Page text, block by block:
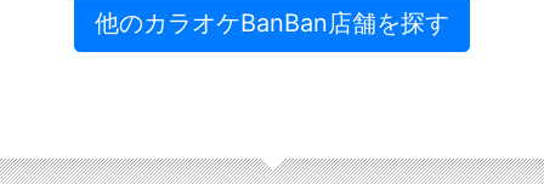
他のカラオケBanBan店舗を探す